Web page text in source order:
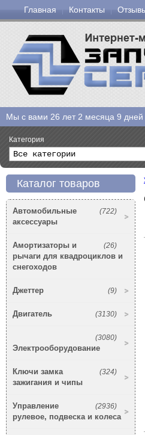
Главная Контакты
Мы с вами 26 лет 2 месяца 9 дней
Категория
Каталог товаров
(722)
Автомобильные
аксессуары
(26)
Амортизаторы и
рычаги для квадроциклов и
снегоходов
(9)
Джеттер
(3130)
Двигатель
(3080)
Электрооборудование
(324)
Ключи замка
зажигания и чипы
(2936)
Управление
рулевое, подвеска и колеса